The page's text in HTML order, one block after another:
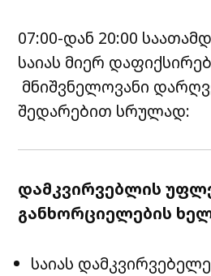
07:00-დან 20:00
საიას მიერ
მნიშვნელოვანი
შედარებით სრულად:
დამკვირვებლის
განხორციელების
საიას